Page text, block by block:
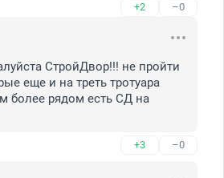
+2 –0
СтройДвор!!! не пройти
еще и на треть тротуара
более рядом есть СД на
+3 –0